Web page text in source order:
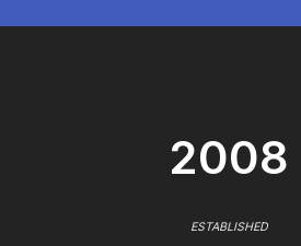
2008
ESTABLISHED